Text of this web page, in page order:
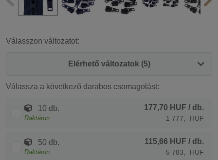
Válasszon változatot:
Elérhető változatok (5)
Válassza a következő darabos csomagolást:
10 db.
Raktáron
177,70 HUF / db.
1 777,- HUF
50 db.
Raktáron
115,66 HUF / db.
5 783,- HUF